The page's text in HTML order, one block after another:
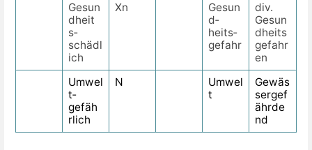
Gesun
dheit
s­
schädl
ich
Xn
Gesun
d­
heits­
gefahr
div.
Gesun
dheits
gefahr
en
Umwel
t­
gefäh
r­lich
N
Umwel
t
Gewäs
sergef
ährde
nd